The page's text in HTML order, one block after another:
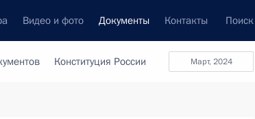
Видео и фото Документы Контакты Поиск
март, 2024
Конституция России